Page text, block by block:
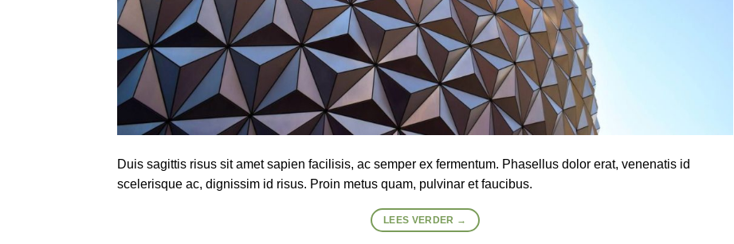
Duis sagittis risus sit amet sapien facilisis, ac semper ex fermentum. Phasellus dolor erat, venenatis id
scelerisque ac, dignissim id risus. Proin metus quam, pulvinar et faucibus.
LEES VERDER →